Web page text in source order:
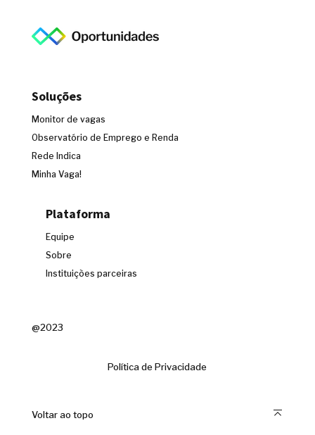
Soluções
Monitor de vagas
Observatório de Emprego e Renda
Rede Indica
Minha Vaga!
Plataforma
Equipe
Sobre
Instituições parceiras
@2023
Política de Privacidade
Voltar ao topo